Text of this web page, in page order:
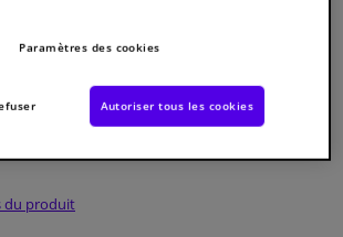
du produit
Paramètres des cookies
Autoriser tous les cookies